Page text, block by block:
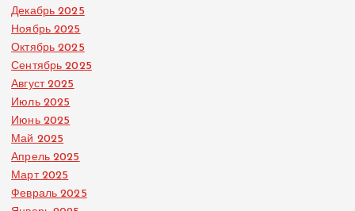
Декабрь 2025
Ноябрь 2025
Октябрь 2025
Сентябрь 2025
Август 2025
Июль 2025
Июнь 2025
Май 2025
Апрель 2025
Март 2025
Февраль 2025